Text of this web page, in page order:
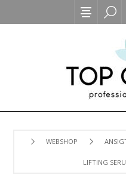
WEBSHOP
LIFTING